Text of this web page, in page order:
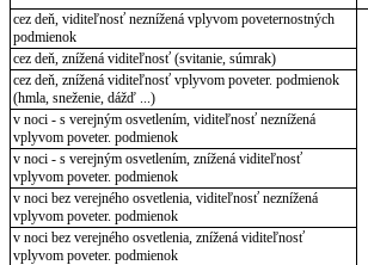
cez deň, viditeľnosť neznížená vplyvom poveternostných
podmienok
cez deň, znížená viditeľnosť (svitanie, súmrak)
cez deň, znížená viditeľnosť vplyvom poveter. podmienok
(hmla, sneženie, dážď ...)
v noci - s verejným osvetlením, viditeľnosť neznížená
vplyvom poveter. podmienok
v noci - s verejným osvetlením, znížená viditeľnosť
vplyvom poveter. podmienok
v noci bez verejného osvetlenia, viditeľnosť neznížená
vplyvom poveter. podmienok
v noci bez verejného osvetlenia, znížená viditeľnosť
vplyvom poveter. podmienok